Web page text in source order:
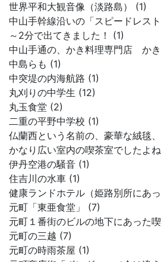
世界平和大観音像（淡路島） (1)
中山手幹線沿いの「スピードレ
～2分で出てきました！ (1)
中山手通の、かき料理専門店 か
中島らも (1)
中突堤の内海航路 (1)
丸刈りの中学生 (12)
丸玉食堂 (2)
二重の平野中学校 (1)
仏蘭西という名前の、豪華な絨毯
かなり広い室内の喫茶室でしたよ
伊丹空港の騒音 (1)
住吉川の水車 (1)
健康ランドホテル（姫路別所にあ
元町「東亜食堂」 (7)
元町１番街のビルの地下にあった
元町の三越 (7)
元町の時雨茶屋 (1)